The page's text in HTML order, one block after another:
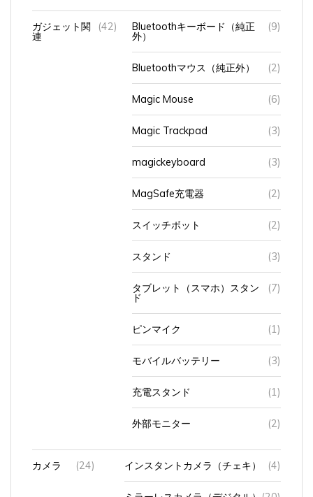
ガジェット関
連
(42) Bluetoothキーボード（純正
外）
(9)
Bluetoothマウス（純正外） (2)
Magic Mouse (6)
Magic Trackpad (3)
magickeyboard (3)
MagSafe充電器 (2)
スイッチボット (2)
スタンド (3)
タブレット（スマホ）スタン
ド
(7)
ピンマイク (1)
モバイルバッテリー (3)
充電スタンド (1)
外部モニター (2)
カメラ (24) インスタントカメラ（チェキ） (4)
ミラーレスカメラ（デジタル） (20)